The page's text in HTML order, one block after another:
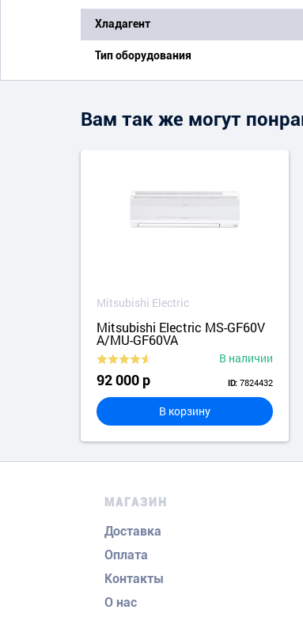
Хладагент
Тип оборудования
Вам так же могут
Mitsubishi Electric
Mitsubishi Electric MS-GF60V
A/MU-GF60VA
В наличии
92 000 р ID: 7824432
В корзину
МАГАЗИН
Доставка
Оплата
Контакты
О нас